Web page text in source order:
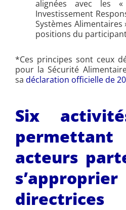
alignées avec les
Investissement
Systèmes
positions du
*Ces principes sont ceux
pour la Sécurité
sa déclaration officielle de
Six
acteurs
directrices